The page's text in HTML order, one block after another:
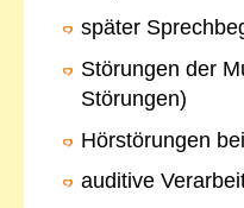
später
Störungen der
Störungen)
Hörstörungen
auditive